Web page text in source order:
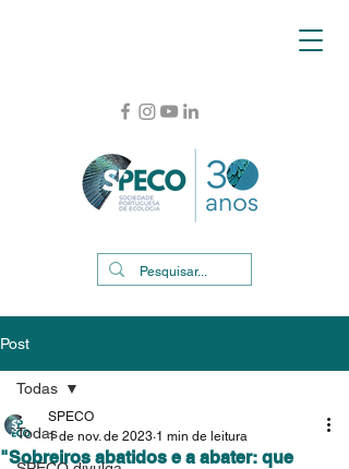
Post
Todas
Todas
"Sobreiros abatidos e a abater: que
SPECO
1 de nov. de 2023 1 min de leitura